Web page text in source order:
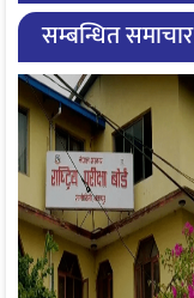
सम्बन्धित समाचार